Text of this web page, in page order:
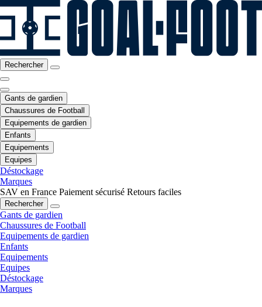
Rechercher
Gants de gardien
Chaussures de Football
Equipements de gardien
Enfants
Equipements
Equipes
Déstockage
Marques
SAV en France Paiement sécurisé Retours faciles
Rechercher
Gants de gardien
Chaussures de Football
Equipements de gardien
Enfants
Equipements
Equipes
Déstockage
Marques